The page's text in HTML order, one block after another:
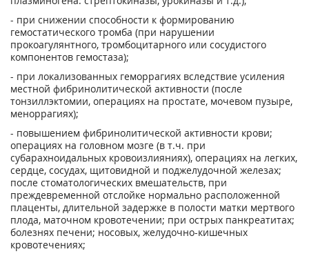
- при снижении способности к формированию
гемостатического тромба (при нарушении
прокоагулянтного, тромбоцитарного или сосудистого
компонентов гемостаза);
- при локализованных геморрагиях вследствие усиления
местной фибринолитической активности (после
тонзиллэктомии, операциях на простате, мочевом пузыре,
меноррагиях);
- повышением фибринолитической активности крови;
операциях на головном мозге (в т.ч. при
субарахноидальных кровоизлияниях), операциях на легких,
сердце, сосудах, щитовидной и поджелудочной железах;
после стоматологических вмешательств, при
преждевременной отслойке нормально расположенной
плаценты, длительной задержке в полости матки мертвого
плода, маточном кровотечении; при острых панкреатитах;
болезнях печени; носовых, желудочно-кишечных
кровотечениях;